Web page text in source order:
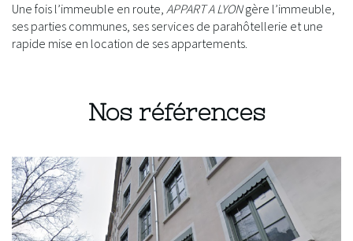
Extranet
Une fois l’immeuble en route, APPART A LYONgère l’immeuble,
ses parties communes, ses services de parahôtellerie et une
rapide mise en location de ses appartements.
Nos références